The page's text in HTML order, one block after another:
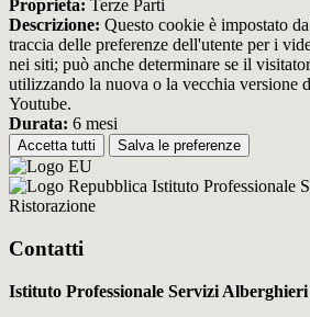
Proprieta: Terze Parti
Descrizione: Questo cookie è impostato
traccia delle preferenze dell'utente per i
nei siti; può anche determinare se il
utilizzando la nuova o la vecchia versione
Youtube.
Durata: 6 mesi
Accetta tutti Salva le preferenze
Istituto Professionale
Ristorazione
Contatti
Istituto Professionale Servizi